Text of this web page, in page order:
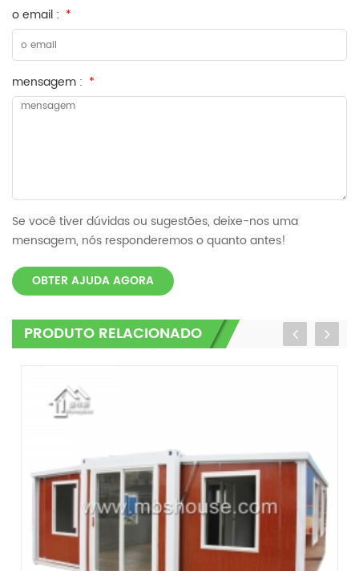
o email : *
mensagem : *
Se você tiver dúvidas ou sugestões, deixe-nos uma
mensagem, nós responderemos o quanto antes!
OBTER AJUDA AGORA
PRODUTO RELACIONADO